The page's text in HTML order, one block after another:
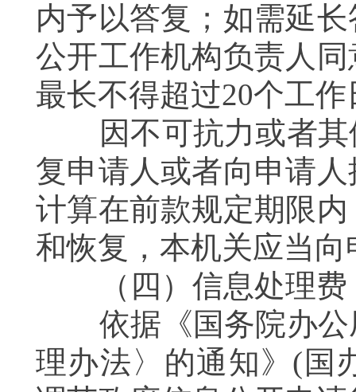
内予以答复；如需延
公开工作机构负责人
最长不得超过20个工作
因不可抗力或者其
复申请人或者向申请
计算在前款规定期限
和恢复，本机关应当
（四）信息处理费
依据《国务院办公
理办法〉的通知》(国